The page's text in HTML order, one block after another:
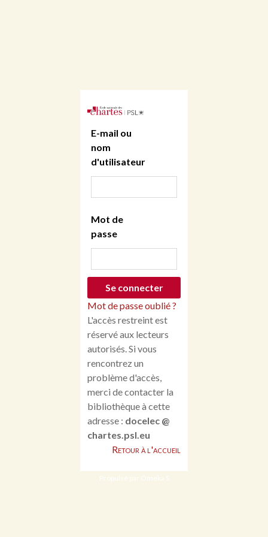
E-mail ou
nom
d'utilisateur
Mot de
passe
Mot de passe oublié ?
L'accès restreint est
réservé aux lecteurs
autorisés. Si vous
rencontrez un
problème d'accès,
merci de contacter la
bibliothèque à cette
adresse : docelec @
chartes.psl.eu
Retour à l'accueil
Propulsé par Omeka S